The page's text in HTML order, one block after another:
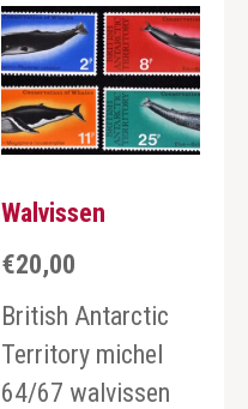
Walvissen
€20,00
British Antarctic
Territory michel
64/67 walvissen